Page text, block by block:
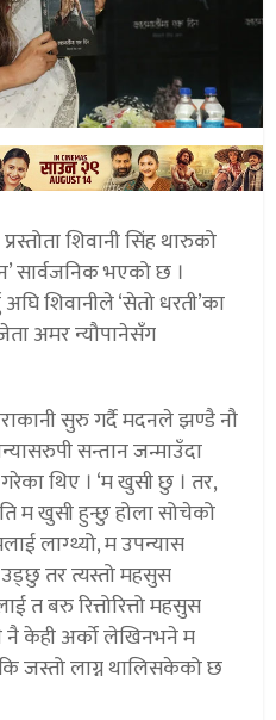
शिवानी सिंह थारुको
सार्वजनिक भएको छ ।
शिवानीले ‘सेतो धरती’का
अमर न्यौपानेसँग
सुरु गर्दै मदनले झण्डै नौ
सन्तान जन्माउँदा
थिए । ‘म खुसी छु । तर,
म खुसी हुन्छु होला सोचेको
लाग्थ्यो, म उपन्यास
तर त्यस्तो महसुस
त बरु रित्तोरित्तो महसुस
केही अर्को लेखिनभने म
जस्तो लाग्न थालिसकेको छ